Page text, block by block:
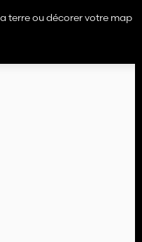
terre ou décorer votre map